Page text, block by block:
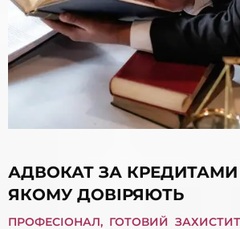
АДВОКАТ ЗА
ЯКОМУ ДОВІРЯЮТЬ
ПРОФЕСІОНАЛ, ГОТОВИЙ